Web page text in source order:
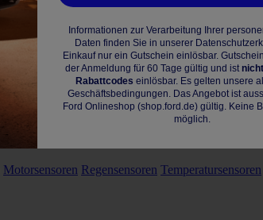
Motorsensoren Regensensoren Temperatursensoren
Informationen zur Verarbeitung Ihrer
Daten finden Sie in unserer
Einkauf nur ein Gutschein einlösbar.
der Anmeldung für 60 Tage gültig und ist
Rabattcodes einlösbar. Es gelten unsere
Geschäftsbedingungen. Das Angebot ist
Ford Onlineshop (shop.ford.de) gültig. Keine
möglich.